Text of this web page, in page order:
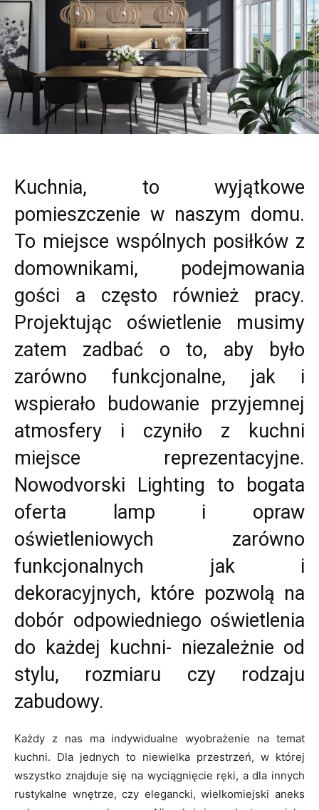
Kuchnia, to wyjątkowe
pomieszczenie w naszym domu.
To miejsce wspólnych posiłków z
domownikami, podejmowania
gości a często również pracy.
Projektując oświetlenie musimy
zatem zadbać o to, aby było
zarówno funkcjonalne, jak i
wspierało budowanie przyjemnej
atmosfery i czyniło z kuchni
miejsce reprezentacyjne.
Nowodvorski Lighting to bogata
oferta lamp i opraw
oświetleniowych zarówno
funkcjonalnych jak i
dekoracyjnych, które pozwolą na
dobór odpowiedniego oświetlenia
do każdej kuchni- niezależnie od
stylu, rozmiaru czy rodzaju
zabudowy.
Każdy z nas ma indywidualne wyobrażenie na temat
kuchni. Dla jednych to niewielka przestrzeń, w której
wszystko znajduje się na wyciągnięcie ręki, a dla innych
rustykalne wnętrze, czy elegancki, wielkomiejski aneks